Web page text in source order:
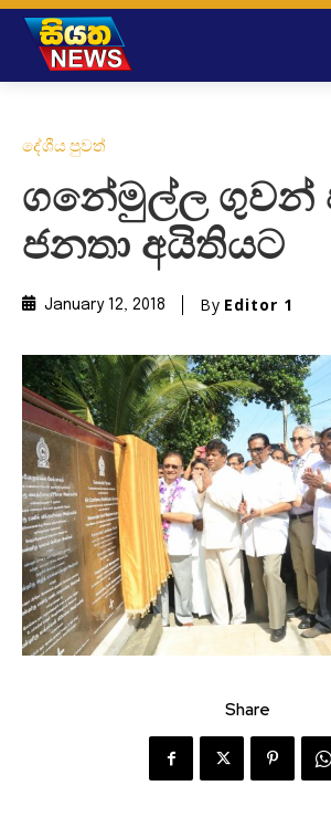
දේශීය පුවත්
ගනේමුල්ල ගුවන්
ජනතා අයිතියට
January 12, 2018 By Editor 1
Share